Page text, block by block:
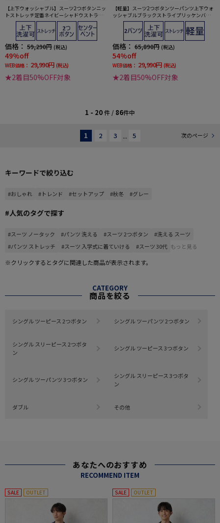
【上下ウォッシャブル】スーツ2つボタンニッ
トストレッチ定番ネイビーシャドウストライ
プリッケンバッカー【i-Suit-アイスーツ-】通
価格： 59,290円 (税込)
49%off
WEB価格： 29,990円 (税込)
★2着目50%OFF対象
【軽量】スーツ2つボタンツーパンツ上下ウォ
ッシャブルブラックストライプリッケンバッ
カー春夏
価格： 65,890円 (税込)
54%off
WEB価格： 29,990円 (税込)
★2着目50%OFF対象
1 - 20件 / 86件中
1 2 3 ... 5 次のページ
キーワードで絞り込む
#おしゃれ #トレンド #セットアップ #秋冬 #グレー
#人気のタグで探す
#スーツ ノータック #パンツ 洗える #スーツ 2つボタン
#洗える スーツ
#パンツ ストレッチ
#スーツ 入学式に着ていける #スーツ 30代 もっと見る
※クリックするとタグに関連した商品が表示されます。
CATEGORY
商品を絞る
シングル ツーピース 2つボタン シングル ツーパンツ 2つボタン
シングル スリーピース 2つボタ
ン
シングル ツーピース 3つボタン
シングル ツーパンツ 3つボタン
シングル スリーピース 3つボタ
ン
ダブル その他
あなたへのおすすめ
RECOMMEND ITEM
SALE OUTLET SALE OUTLET